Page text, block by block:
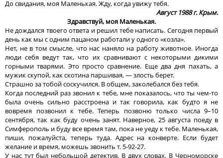
До свидания, моя Маленькая. Жду, когда увижу тебя.
Август 1988 г. Крым.
Здравствуй, моя Маленькая.
Не дождался твоего ответа и решил тебе написать. Сегодня первый
день как мы с одним пацаном работали у одного «козла».
Нет, не в том смысле, что нас наняло на работу животное. Иногда
люди себя ведут так, что их сравнивают с некоторыми дикими
горными тварями. Это просто сравнение. Еще два дня пахать, а
мужик скупой, как скотина паршивая, — злость берет.
Страшно за тобой соскучился. В общем, заколебался без тебя.
Когда последний раз звонил к тебе, мне показалось, что ты чем-то
была очень сильно расстроена и так говорила, как будто я не
вовремя позвонил к тебе. Теперь позвоню только числа 9–10
сентября, так как буду очень занят. Наверное, 25 августа поеду в
Симферополь и буду все время там, пока не уеду к тебе. Маленькая,
пиши, пожалуйста, теперь туда. Адрес на конверте. Если будет
желание и время, можешь звонить т. 5-92-27.
У нас тут был небольшой детектив. В двух словах. В Черноморске